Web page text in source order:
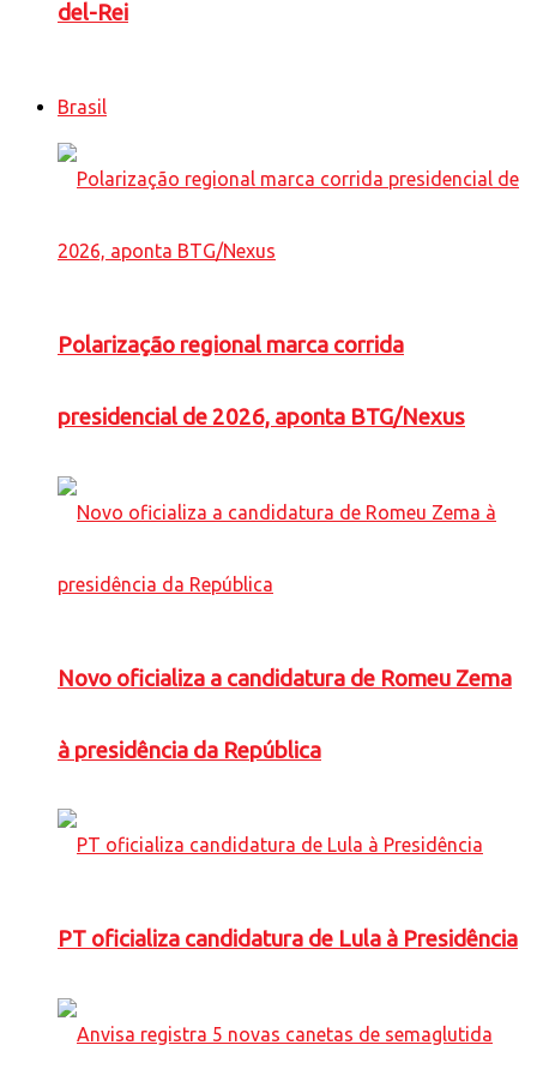
del-Rei
Brasil
Polarização regional marca corrida
presidencial de 2026, aponta BTG/Nexus
Novo oficializa a candidatura de Romeu Zema
à presidência da República
PT oficializa candidatura de Lula à Presidência